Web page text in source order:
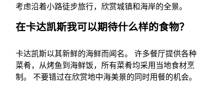
考虑沿着小路徒步旅行，欣赏城镇和海岸的全景。
在卡达凯斯我可以期待什么样的食物？
卡达凯斯以其新鲜的海鲜而闻名。 许多餐厅提供各种
菜肴，从烤鱼到海鲜饭，所有菜肴均采用当地食材烹
制。 不要错过在欣赏地中海美景的同时用餐的机会。